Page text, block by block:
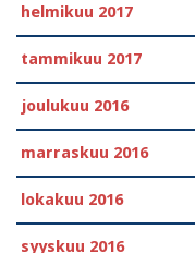
helmikuu 2017
tammikuu 2017
joulukuu 2016
marraskuu 2016
lokakuu 2016
syyskuu 2016